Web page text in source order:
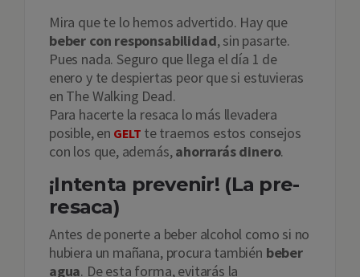
Mira que te lo hemos advertido. Hay que
beber con responsabilidad, sin pasarte.
Pues nada. Seguro que llega el día 1 de
enero y te despiertas peor que si estuvieras
en The Walking Dead.
Para hacerte la resaca lo más llevadera
posible, en GELT te traemos estos consejos
con los que, además,ahorrarás dinero.
¡Intenta prevenir! (La pre-
resaca)
Antes de ponerte a beber alcohol como si no
hubiera un mañana, procura también beber
agua. De esta forma, evitarás la